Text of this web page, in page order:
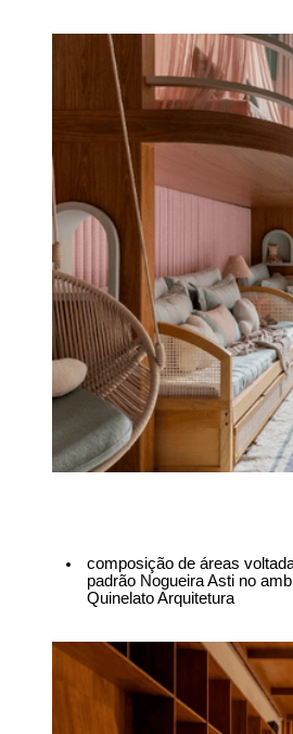
composição de áreas
padrão Nogueira Asti no
Quinelato Arquitetura